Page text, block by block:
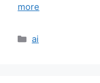
more
Categories
ai